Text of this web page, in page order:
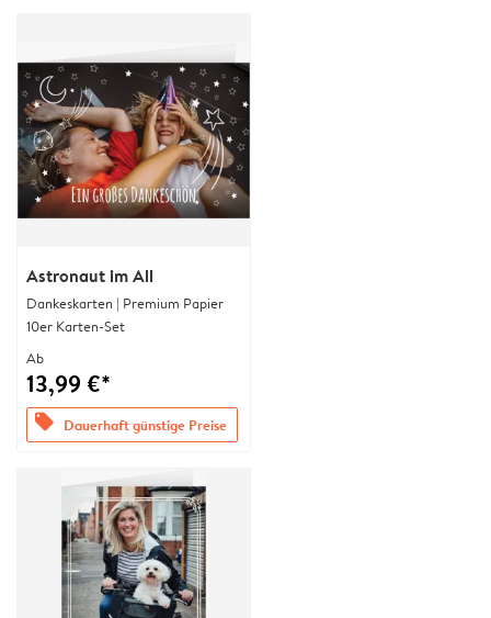
Astronaut im All
Dankeskarten | Premium Papier
10er Karten-Set
Ab
13,99 €*
offers Dauerhaft günstige Preise